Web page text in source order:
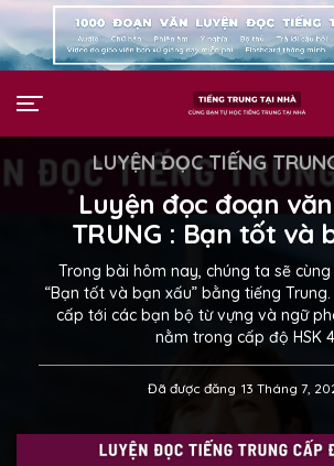
LUYỆN ĐỌC TIẾNG
Luyện đọc đoạn văn
TRUNG : Bạn tốt và
Trong bài hôm nay, chúng ta sẽ
“Bạn tốt và bạn xấu” bằng tiếng
cấp tới các bạn bộ từ vựng và ngữ
nằm trong cấp độ HSK
Đã được đăng 13 Tháng 7,